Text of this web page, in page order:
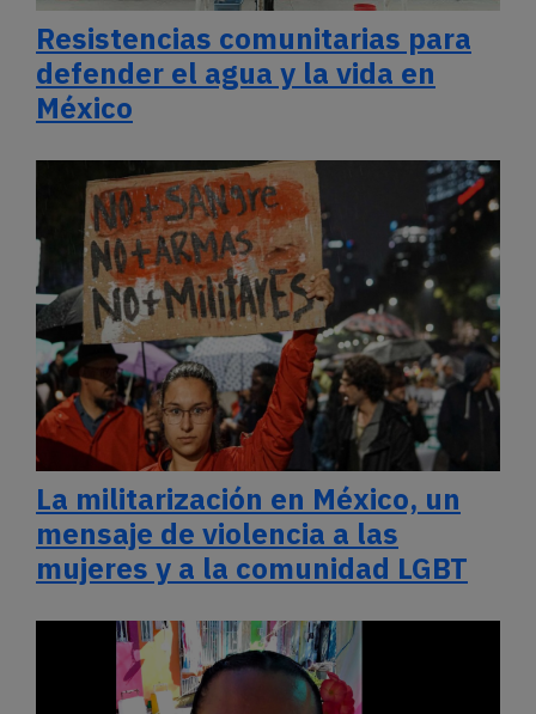
ES EN
Resistencias comunitarias para
defender el agua y la vida en
México
La militarización en México, un
mensaje de violencia a las
mujeres y a la comunidad LGBT